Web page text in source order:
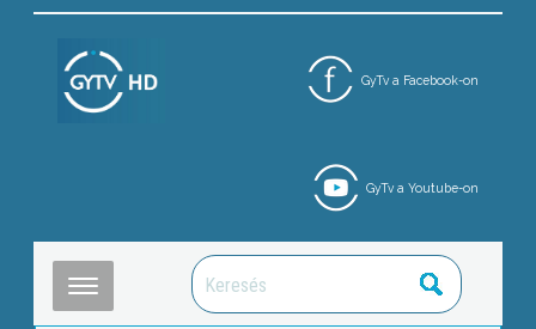
GyTv a Facebook-on
GyTv a Youtube-on